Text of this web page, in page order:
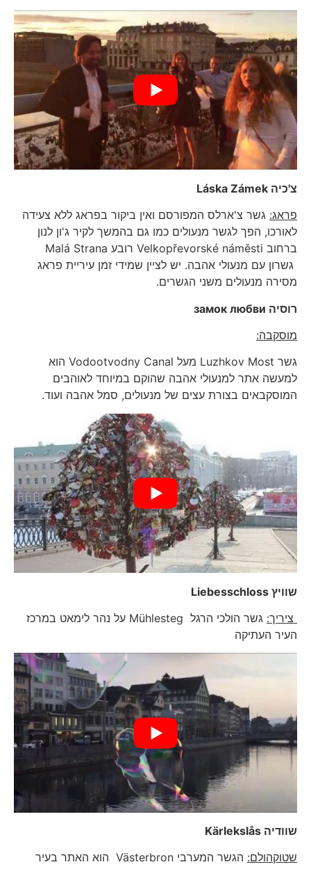
צ'כיהLáska Zámek
פראג:גשר צ'ארלס המפורסם ואין ביקור בפראג ללא צעידה
לאורכו, הפך לגשר מנעולים כמו גם בהמשך לקיר ג'ון לנון
ברחוב Velkopřevorské náměsti רובע Malá Strana
גשרון עם מנעולי אהבה. יש לציין שמידי זמן עיריית פראג
מסירה מנעולים משני הגשרים.
רוסיהзамок любви
מוסקבה:
גשר Luzhkov Most מעל Vodootvodny Canal הוא
למעשה אתר למנעולי אהבה שהוקם במיוחד לאוהבים
המוסקבאים בצורת עצים של מנעולים, סמל אהבה ועוד.
שוויץLiebesschloss
ציריך:
גשר הולכי הרגל Mühlesteg על נהר לימאט במרכז
העיר העתיקה
שוודיהKärlekslås
שטוקהולם:הגשר המערבי Västerbron הוא האתר בעיר